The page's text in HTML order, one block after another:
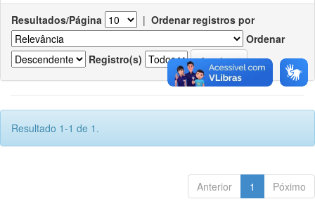
Resultados/Página | Ordenar registros por
Ordenar
Registro(s)
Resultado 1-1 de 1.
Anterior 1 Póximo